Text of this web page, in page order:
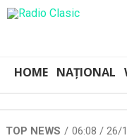
HOME NAȚIONAL
TOP NEWS 06:08 / 26/